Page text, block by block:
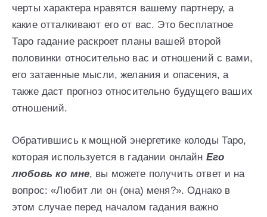
черты характера нравятся вашему партнеру, а
какие отталкивают его от вас. Это бесплатное
Таро гадание раскроет планы вашей второй
половинки относительно вас и отношений с вами,
его затаенные мысли, желания и опасения, а
также даст прогноз относительно будущего ваших
отношений.
Обратившись к мощной энергетике колоды Таро,
которая используется в гадании онлайн Его
любовь ко мне, вы можете получить ответ и на
вопрос: «Любит ли он (она) меня?». Однако в
этом случае перед началом гадания важно